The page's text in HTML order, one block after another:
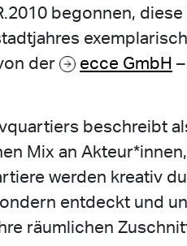
begonnen,
der
ecce GmbH
beschreibt
Mix an
werden kreativ
entdeckt und
räumlichen